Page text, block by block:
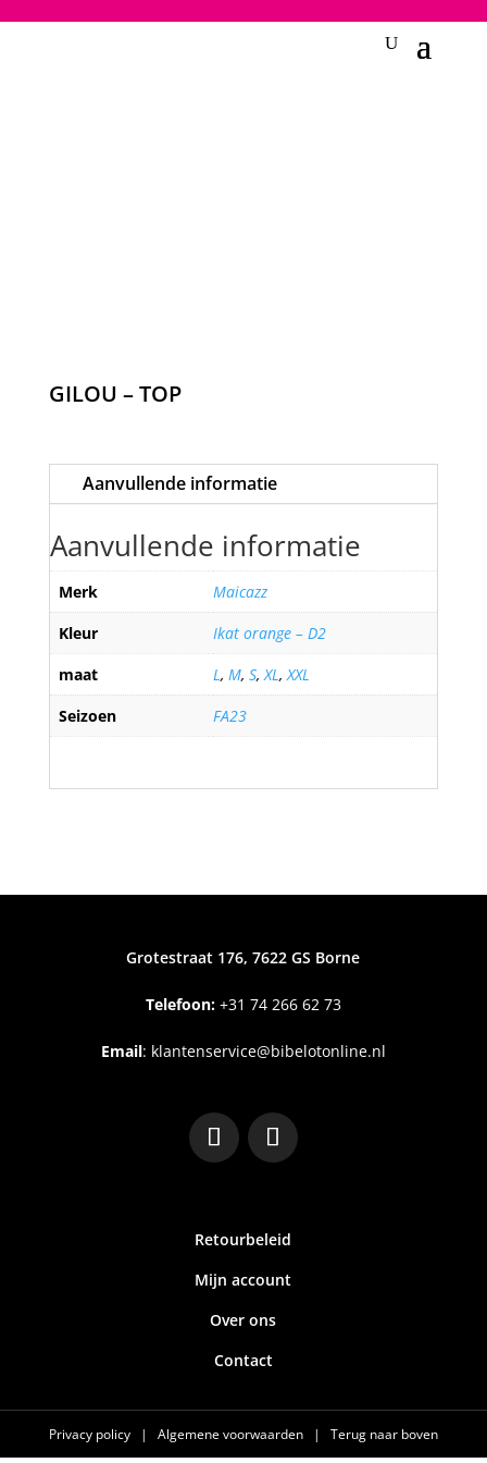
GILOU – TOP
Aanvullende informatie
Aanvullende informatie
Merk
Maicazz
Kleur
Ikat orange – D2
maat
L, M, S,XL,XXL
Seizoen
FA23
Grotestraat 176, 7622 GS Borne
Telefoon:+31 74 266 62 73
Email: klantenservice@bibelotonline.nl
Retourbeleid
Mijn account
Over ons
Contact
Privacy policy | Algemene voorwaarden | Terug naar boven